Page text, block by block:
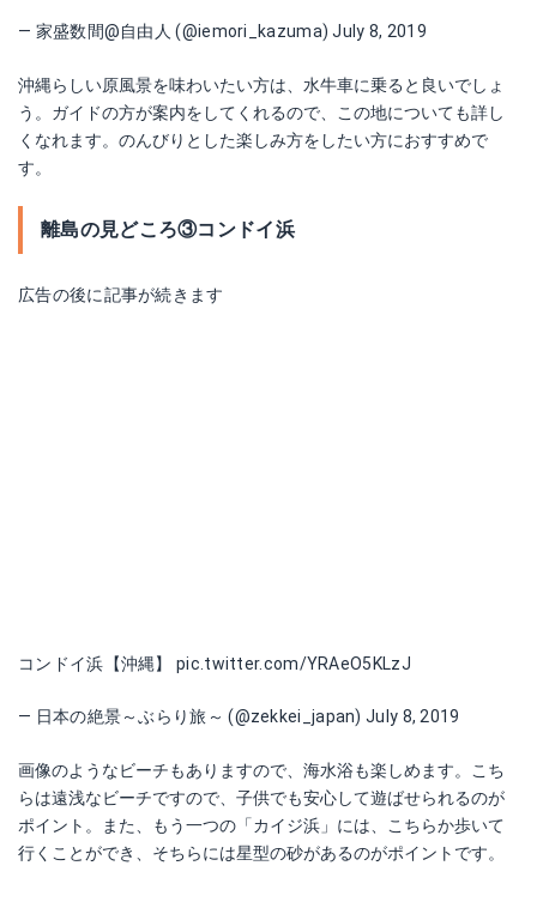
— 家盛数間@自由人 (@iemori_kazuma)July 8, 2019
沖縄らしい原風景を味わいたい方は、水牛車に乗ると良いでしょ
う。ガイドの方が案内をしてくれるので、この地についても詳し
くなれます。のんびりとした楽しみ方をしたい方におすすめで
す。
離島の見どころ③コンドイ浜
広告の後に記事が続きます
コンドイ浜【沖縄】 pic.twitter.com/YRAeO5KLzJ
— 日本の絶景～ぶらり旅～ (@zekkei_japan)July 8, 2019
画像のようなビーチもありますので、海水浴も楽しめます。こち
らは遠浅なビーチですので、子供でも安心して遊ばせられるのが
ポイント。また、もう一つの「カイジ浜」には、こちらか歩いて
行くことができ、そちらには星型の砂があるのがポイントです。